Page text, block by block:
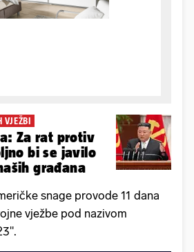
VJEŽBI
Za rat protiv
bi se javilo
građana
snage provode 11 dana
vježbe pod nazivom